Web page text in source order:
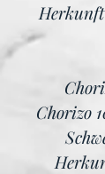
Chorizo